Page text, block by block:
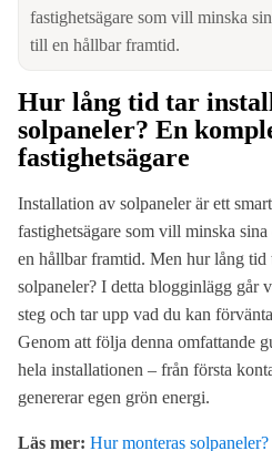
Produkter
Utforska lösningar som
fastighetsägare som vill minska
till en hållbar framtid.
Hur lång tid tar
solpaneler? En
fastighetsägare
Installation av solpaneler är ett
fastighetsägare som vill minska
en hållbar framtid. Men hur lång tid
solpaneler? I detta blogginlägg går
steg och tar upp vad du kan
Genom att följa denna omfattande
hela installationen – från första
genererar egen grön energi.
Läs mer: Hur monteras solpaneler?